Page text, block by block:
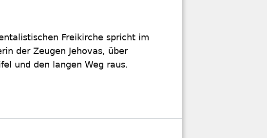
Freikirche spricht im
der Zeugen Jehovas, über
und den langen Weg raus.